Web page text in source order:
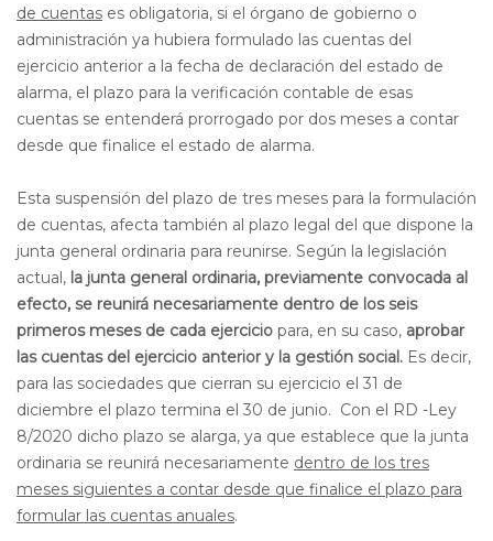
de cuentas es obligatoria, si el órgano de gobierno o
administración ya hubiera formulado las cuentas del
ejercicio anterior a la fecha de declaración del estado de
alarma, el plazo para la verificación contable de esas
cuentas se entenderá prorrogado por dos meses a contar
desde que finalice el estado de alarma.
Esta suspensión del plazo de tres meses para la formulación
de cuentas, afecta también al plazo legal del que dispone la
junta general ordinaria para reunirse. Según la legislación
actual, la junta general ordinaria, previamente convocada al
efecto, se reunirá necesariamente dentro de los seis
primeros meses de cada ejercicio para, en su caso, aprobar
las cuentas del ejercicio anterior y la gestión social. Es decir,
para las sociedades que cierran su ejercicio el 31 de
diciembre el plazo termina el 30 de junio. Con el RD -Ley
8/2020 dicho plazo se alarga, ya que establece que la junta
ordinaria se reunirá necesariamente dentro de los tres
meses siguientes a contar desde que finalice el plazo para
formular las cuentas anuales.